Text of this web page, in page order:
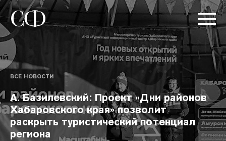
ВСЕ НОВОСТИ
А. Базилевский: Проект «Дни районов
Хабаровского края» позволит
раскрыть туристический потенциал
региона